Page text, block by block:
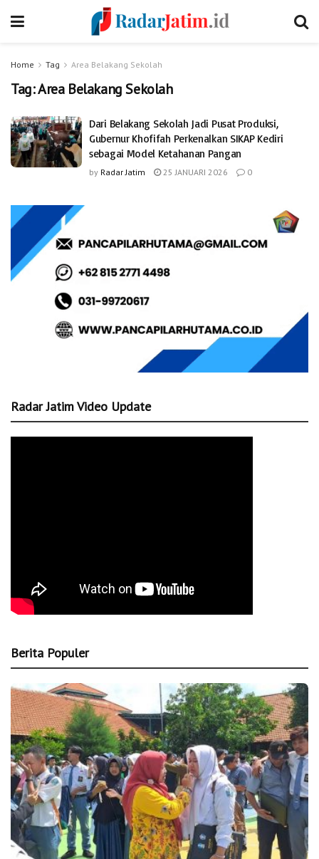
Home Tag Area Belakang Sekolah
Tag:Area Belakang Sekolah
Dari Belakang Sekolah Jadi Pusat Produksi,
Gubernur Khofifah Perkenalkan SIKAP Kediri
sebagai Model Ketahanan Pangan
by Radar Jatim 25 JANUARI 2026 0
Radar Jatim Video Update
Berita Populer